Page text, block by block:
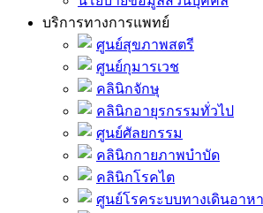
บริการทางการแพทย์
ศูนย์สุขภาพสตรี
ศูนย์กุมารเวช
คลินิกจักษุ
คลินิกอายุรกรรมทั่วไป
ศูนย์ศัลยกรรม
คลินิกกายภาพบำบัด
คลินิกโรคไต
ศูนย์โรคระบบทางเดินอาห